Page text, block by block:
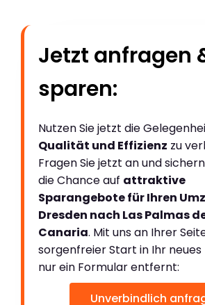
Jetzt anfragen
sparen:
Nutzen Sie jetzt die
Qualität und Effizienz zu
Fragen Sie jetzt an und
die Chance auf attraktive
Sparangebote für Ihren
Dresden nach Las Palmas
Canaria. Mit uns an Ihrer
sorgenfreier Start in Ihr neues
nur ein Formular entfernt:
Unverbindlich